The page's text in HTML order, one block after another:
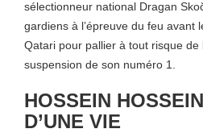
sélectionneur national Dragan
gardiens à l’épreuve du feu avant
Qatari pour pallier à tout risque
suspension de son numéro 1.
HOSSEIN
D’UNE VIE